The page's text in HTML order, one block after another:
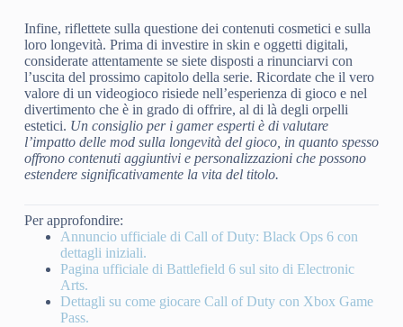
Infine, riflettete sulla questione dei contenuti cosmetici e sulla
loro longevità. Prima di investire in skin e oggetti digitali,
considerate attentamente se siete disposti a rinunciarvi con
l’uscita del prossimo capitolo della serie. Ricordate che il vero
valore di un videogioco risiede nell’esperienza di gioco e nel
divertimento che è in grado di offrire, al di là degli orpelli
estetici. Un consiglio per i gamer esperti è di valutare
l’impatto delle mod sulla longevità del gioco, in quanto spesso
offrono contenuti aggiuntivi e personalizzazioni che possono
estendere significativamente la vita del titolo.
Per approfondire:
Annuncio ufficiale di Call of Duty: Black Ops 6 con
dettagli iniziali.
Pagina ufficiale di Battlefield 6 sul sito di Electronic
Arts.
Dettagli su come giocare Call of Duty con Xbox Game
Pass.